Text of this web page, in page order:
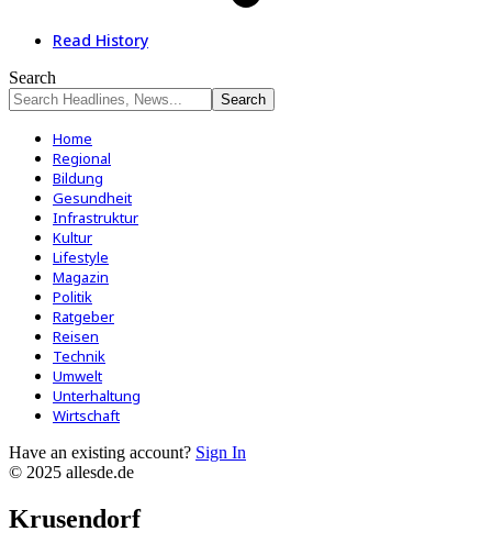
Read History
Search
Home
Regional
Bildung
Gesundheit
Infrastruktur
Kultur
Lifestyle
Magazin
Politik
Ratgeber
Reisen
Technik
Umwelt
Unterhaltung
Wirtschaft
Have an existing account? Sign In
© 2025 allesde.de
Krusendorf